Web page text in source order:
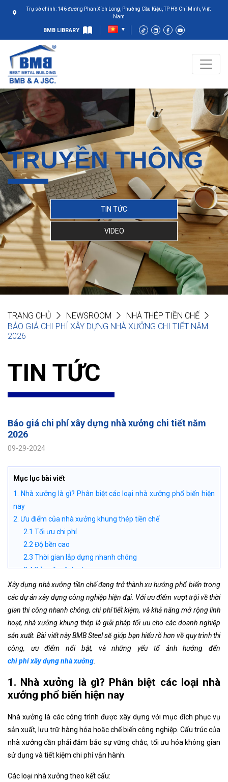
Trụ sở chính: 146 đường Phan Xích Long, Phường Cầu Kiệu, TP Hồ Chí Minh, Việt
Nam
BMB LIBRARY
TRUYỀN THÔNG
TIN TỨC
VIDEO
TRANG CHỦ NEWSROOM
NHÀ THÉP TIỀN CHẾ
BÁO GIÁ CHI PHÍ XÂY DỰNG NHÀ XƯỞNG CHI TIẾT NĂM
2026
TIN TỨC
Báo giá chi phí xây dựng nhà xưởng chi tiết năm
2026
09-29-2024
Mục lục bài viết
1. Nhà xưởng là gì? Phân biệt các loại nhà xưởng phổ biến hiện
nay
2. Ưu điểm của nhà xưởng khung thép tiền chế
2.1 Tối ưu chi phí
2.2 Độ bền cao
2.3 Thời gian lắp dựng nhanh chóng
2.4 Bảo vệ môi trường
3. Quy trình xây dựng nhà xưởng khung thép tiền chế tại BMB
Steel
3.1. Khảo sát và tư vấn
3.2. Thiết kế và báo giá
3.3. Thi công nền móng
3.4. Lắp dựng khung thép
3.5. Hoàn thiện và bàn giao
5. Những yếu tố ảnh hưởng đến chi phí xây dựng nhà xưởng
5.1 Loại hình nhà xưởng
5.3 Vật liệu sử dụng
5.4 Kết cấu và thiết kế của nhà xưởng
5.5 Nhà thầu xây dựng
5.6 Thời gian thi công
5.7 Công năng nhà xưởng
Xây dựng nhà xưởng tiền chế đang trở thành xu hướng phổ biến trong
các dự án xây dựng công nghiệp hiện đại. Với ưu điểm vượt trội về thời
gian thi công nhanh chóng, chi phí tiết kiệm, và khả năng mở rộng linh
hoạt, nhà xưởng khung thép là giải pháp tối ưu cho các doanh nghiệp
sản xuất. Bài viết này BMB Steel sẽ giúp bạn hiểu rõ hơn về quy trình thi
công, ưu điểm nổi bật, và những yếu tố ảnh hưởng đến
chi phí xây dựng nhà xưởng
1. Nhà xưởng là gì? Phân biệt các loại nhà
xưởng phổ biến hiện nay
Nhà xưởng là các công trình được xây dựng với mục đích phục vụ
sản xuất, lưu trữ hàng hóa hoặc chế biến công nghiệp. Cấu trúc của
nhà xưởng cần phải đảm bảo sự vững chắc, tối ưu hóa không gian
sử dụng và tiết kiệm chi phí vận hành.
Các loại nhà xưởng theo kết cấu: